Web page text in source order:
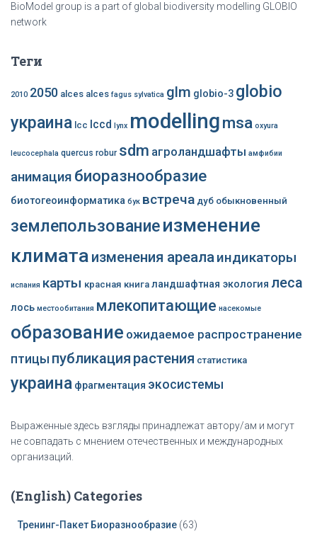
BioModel group is a part of global biodiversity modelling GLOBIO
network
Теги
2010 2050 alces alces fagus sylvatica glm globio-3 globio
украина lcc lccd lynx modellingmsa oxyura
leucocephala quercus robur sdm агроландшафты амфибии
анимация биоразнообразие
биотогеоинформатика бук встреча дуб обыкновенный
землепользованиеизменение
климата изменения ареалаиндикаторы
испания карты красная книга ландшафтная экология леса
лось местообитания млекопитающие насекомые
образование ожидаемое распространение
птицы публикация растения статистика
украина фрагментация экосистемы
Выраженные здесь взгляды принадлежат автору/ам и могут
не совпадать с мнением отечественных и международных
организаций.
(English) Categories
Тренинг-Пакет Биоразнообразие (63)